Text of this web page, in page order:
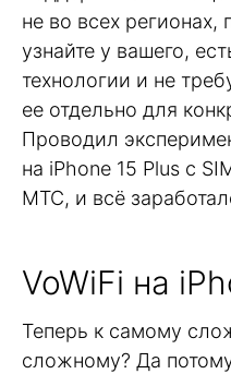
не во всех регионах,
узнайте у вашего,
технологии и не
ее отдельно для
Проводил
на iPhone 15 Plus с
МТС, и всё
VoWiFi на
Теперь к самому
сложному? Да